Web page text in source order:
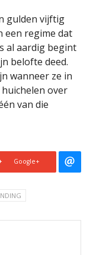
gulden vijftig
een regime dat
al aardig begint
belofte deed.
wanneer ze in
over
van die
Google+